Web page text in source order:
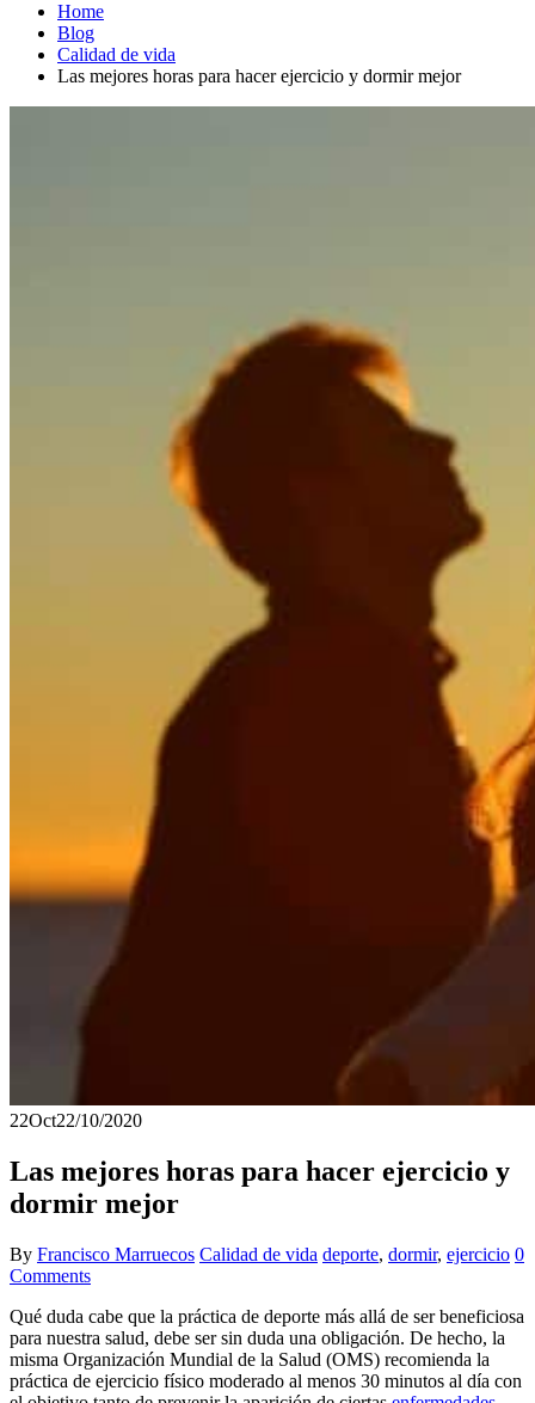
Home
Blog
Calidad de vida
Las mejores horas para hacer ejercicio y dormir mejor
22Oct22/10/2020
Las mejores horas para hacer ejercicio y
dormir mejor
By Francisco Marruecos Calidad de vida deporte, dormir, ejercicio 0
Comments
Qué duda cabe que la práctica de deporte más allá de ser beneficiosa
para nuestra salud, debe ser sin duda una obligación. De hecho, la
misma Organización Mundial de la Salud (OMS) recomienda la
práctica de ejercicio físico moderado al menos 30 minutos al día con